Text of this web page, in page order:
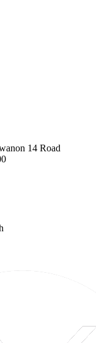
14 Road